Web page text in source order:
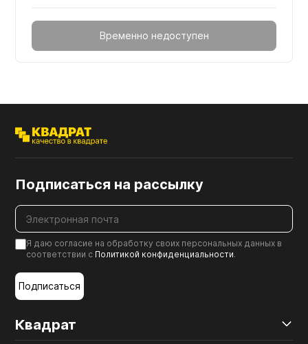
Временно недоступен
Квадрат
Подписаться на рассылку
Я даю согласие на обработку своих персональных данных в
соответствии с Политикой конфиденциальности.
Подписаться